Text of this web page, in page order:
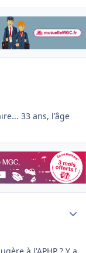
33 ans, l'âge